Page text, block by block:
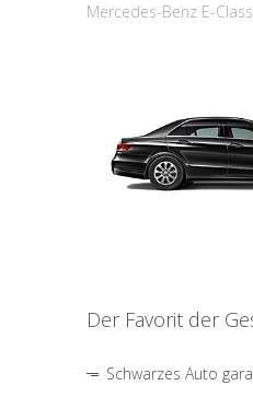
Mercedes-Benz E-
Der Favorit der
Schwarzes Auto